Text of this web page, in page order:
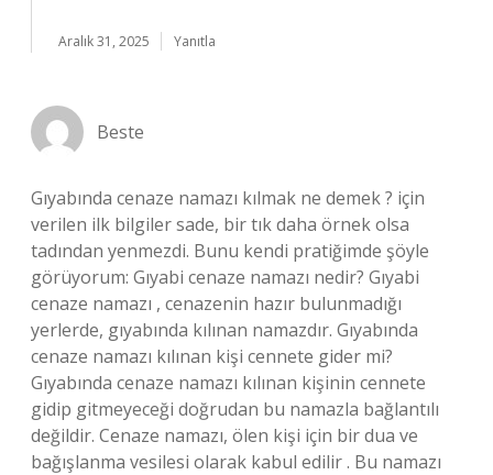
Aralık 31, 2025 Yanıtla
Beste
Gıyabında cenaze namazı kılmak ne demek ? için
verilen ilk bilgiler sade, bir tık daha örnek olsa
tadından yenmezdi. Bunu kendi pratiğimde şöyle
görüyorum: Gıyabi cenaze namazı nedir? Gıyabi
cenaze namazı , cenazenin hazır bulunmadığı
yerlerde, gıyabında kılınan namazdır. Gıyabında
cenaze namazı kılınan kişi cennete gider mi?
Gıyabında cenaze namazı kılınan kişinin cennete
gidip gitmeyeceği doğrudan bu namazla bağlantılı
değildir. Cenaze namazı, ölen kişi için bir dua ve
bağışlanma vesilesi olarak kabul edilir . Bu namazı